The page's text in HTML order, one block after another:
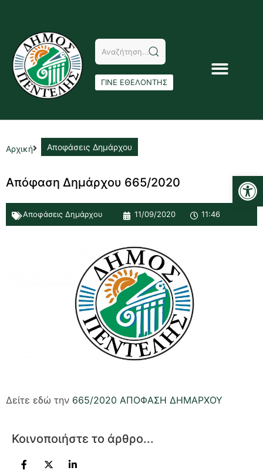
ΓΙΝΕ ΕΘΕΛΟΝΤΗΣ
Αρχική Αποφάσεις Δημάρχου
Απόφαση Δημάρχου 665/2020
Αποφάσεις Δημάρχου 11/09/2020 11:46
Δείτε εδώ την 665/2020 ΑΠΟΦΑΣΗ ΔΗΜΑΡΧΟΥ
Κοινοποιήστε το άρθρο...